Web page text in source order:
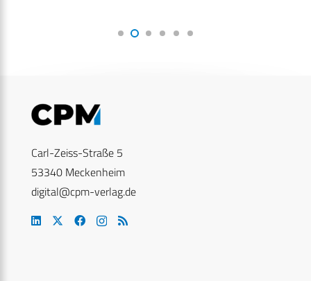
Carl-Zeiss-Straße 5
53340 Meckenheim
digital@cpm-verlag.de